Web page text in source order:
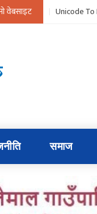
वेबसाइट Unicode To
समाज